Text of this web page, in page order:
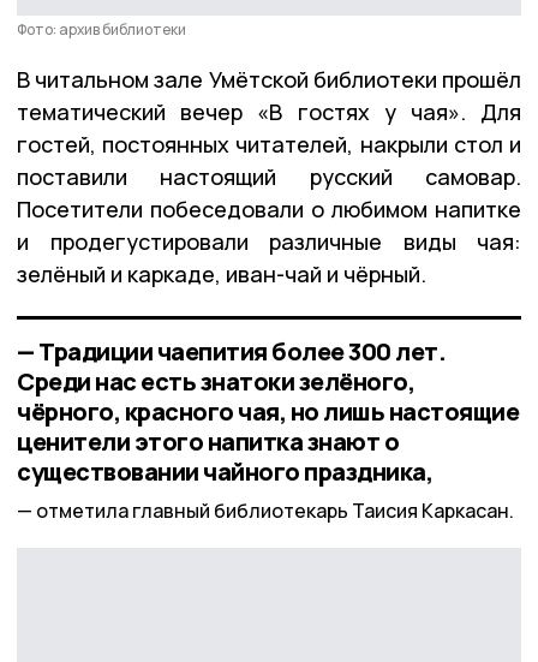
Фото: архив библиотеки
В читальном зале Умётской библиотеки прошёл
тематический вечер «В гостях у чая». Для
гостей, постоянных читателей, накрыли стол и
поставили настоящий русский самовар.
Посетители побеседовали о любимом напитке
и продегустировали различные виды чая:
зелёный и каркаде, иван-чай и чёрный.
— Традиции чаепития более 300 лет.
Среди нас есть знатоки зелёного,
чёрного, красного чая, но лишь настоящие
ценители этого напитка знают о
существовании чайного праздника,
отметила главный библиотекарь Таисия Каркасан.